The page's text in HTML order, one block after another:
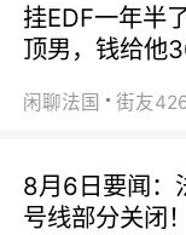
挂EDF一年半
顶男，钱给他
闲聊法国
8月6日要闻：
号线部分关闭